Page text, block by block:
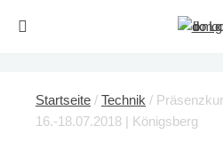
Startseite / Technik /
16.-18.07.2018 | Königsberg